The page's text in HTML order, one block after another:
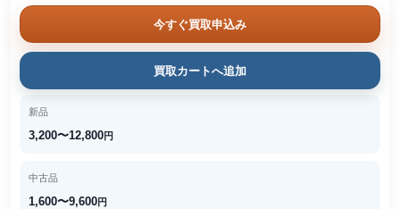
今すぐ買取申込み
買取カートへ追加
新品
3,200〜12,800円
中古品
1,600〜9,600円